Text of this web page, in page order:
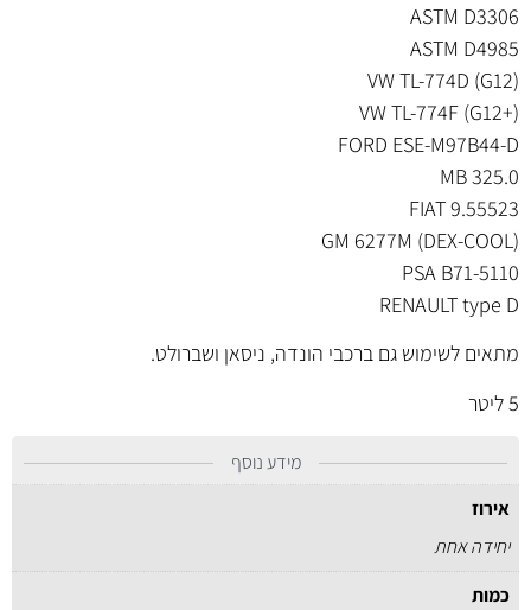
ASTM D3306
ASTM D4985
VW TL-774D (G12)
VW TL-774F (G12+)
FORD ESE-M97B44-D
MB 325.0
FIAT 9.55523
GM 6277M (DEX-COOL)
PSA B71-5110
RENAULT type D
מתאים לשימוש גם ברכבי הונדה, ניסאן ושברולט.
5 ליטר
מידע נוסף
אירוז
יחידה אחת
כמות